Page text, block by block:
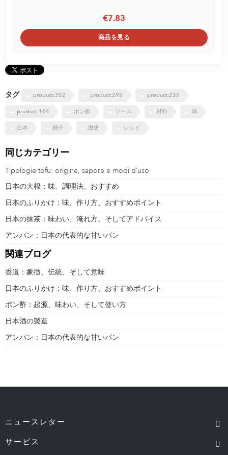
€7.83
商品を見る
タグ product:352 product:295 product:235
product:164 ポン酢 ソース 材料 味
日本 柚子 歴史 レシピ
同じカテゴリー
Tipologie tofu: origine, sapore e modi d’uso
日本の大根：味、調理法、おすすめ
日本のふりかけ：味、作り方、おすすめポイント
日本の抹茶：味わい、淹れ方、そしてアドバイス
アンパン：日本の代表的な甘いパン
関連ブログ
香道：象徴、伝統、そして意味
日本のふりかけ：味、作り方、おすすめポイント
ポン酢：起源、味わい、そして使い方
日本酒の製造
アンパン：日本の代表的な甘いパン
ニュースレター
サービス